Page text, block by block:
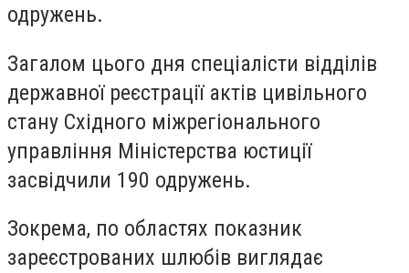
одружень.
Загалом цього дня спеціалісти відділів
державної реєстрації актів цивільного
стану Східного міжрегіонального
управління Міністерства юстиції
засвідчили 190 одружень.
Зокрема, по областях показник
зареєстрованих шлюбів виглядає